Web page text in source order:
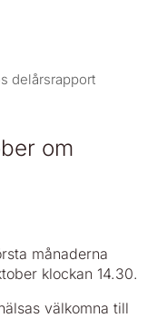
delårsrapport
om
månaderna
klockan 14.30.
välkomna till